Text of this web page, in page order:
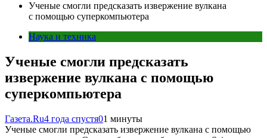
Ученые смогли предсказать извержение вулкана
с помощью суперкомпьютера
Наука и техника
Ученые смогли предсказать
извержение вулкана с помощью
суперкомпьютера
Газета.Ru4 года спустя01 минуты
Ученые смогли предсказать извержение вулкана с помощью